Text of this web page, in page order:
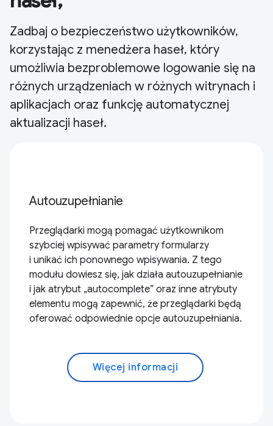
Zadbaj o bezpieczeństwo użytkowników,
korzystając z menedżera haseł, który
umożliwia bezproblemowe logowanie się na
różnych urządzeniach w różnych witrynach i
aplikacjach oraz funkcję automatycznej
aktualizacji haseł.
Autouzupełnianie
Przeglądarki mogą pomagać użytkownikom
szybciej wpisywać parametry formularzy
i unikać ich ponownego wpisywania. Z tego
modułu dowiesz się, jak działa autouzupełnianie
i jak atrybut „autocomplete” oraz inne atrybuty
elementu mogą zapewnić, że przeglądarki będą
oferować odpowiednie opcje autouzupełniania.
Więcej informacji